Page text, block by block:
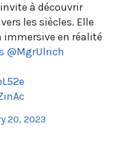
à découvrir
les siècles. Elle
immersive en réalité
@MgrUlrich
20, 2023